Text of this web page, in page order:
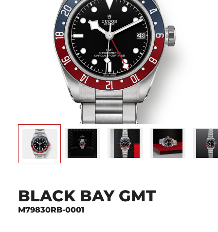
BLACK BAY GMT
M79830RB-0001